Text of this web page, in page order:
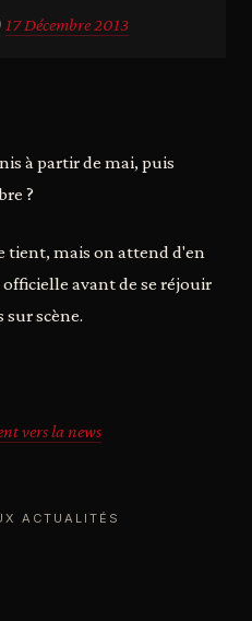
17 Décembre 2013
à partir de mai, puis
?
tient, mais on attend d'en
avant de se réjouir
scène.
vers la news
ACTUALITÉS